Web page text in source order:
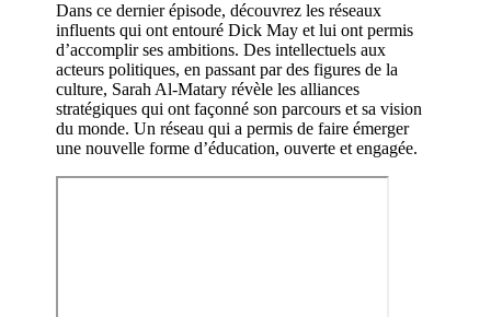
Dans ce dernier épisode, découvrez les réseaux
influents qui ont entouré Dick May et lui ont permis
d’accomplir ses ambitions. Des intellectuels aux
acteurs politiques, en passant par des figures de la
culture, Sarah Al-Matary révèle les alliances
stratégiques qui ont façonné son parcours et sa vision
du monde. Un réseau qui a permis de faire émerger
une nouvelle forme d’éducation, ouverte et engagée.